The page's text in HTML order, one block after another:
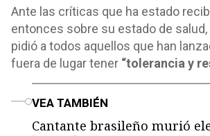
Ante las críticas que ha estado
entonces sobre su estado de
pidió a todos aquellos que han
fuera de lugar tener “tolerancia y
VEA TAMBIÉN
Cantante brasileño murió